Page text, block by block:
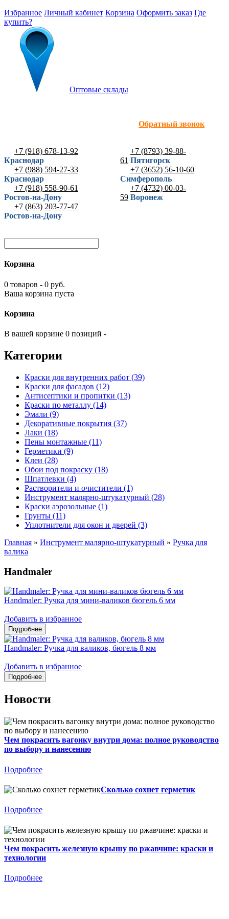
Избранное Личный кабинет Корзина Оформить заказ Где
купить?
Оптовые склады
Обратный звонок
+7 (918) 678-13-92
Краснодар
+7 (988) 594-27-33
Краснодар
+7 (918) 558-90-61
Ростов-на-Дону
+7 (863) 203-77-47
Ростов-на-Дону
+7 (8793) 39-88-
61 Пятигорск
+7 (3652) 56-10-60
Симферополь
+7 (4732) 00-03-
59 Воронеж
Корзина
0 товаров - 0 руб.
Ваша корзина пуста
Корзина
В вашей корзине 0 позиций -
Категории
Краски для внутренних работ (39)
Краски для фасадов (12)
Антисептики и пропитки (13)
Краски по металлу (14)
Эмали (9)
Декоративные покрытия (37)
Лаки (18)
Пены монтажные (11)
Герметики (9)
Клеи (28)
Обои под покраску (18)
Шпатлевки (4)
Растворители и очистители (1)
Инструмент малярно-штукатурный (28)
Краски аэрозольные (1)
Грунты (11)
Уплотнители для окон и дверей (3)
Главная » Инструмент малярно-штукатурный » Ручка для
валика
Handmaler
Handmaler: Ручка для мини-валиков бюгель 6 мм
Добавить в избранное
Handmaler: Ручка для валиков, бюгель 8 мм
Добавить в избранное
Новости
Чем покрасить вагонку внутри дома: полное руководство
по выбору и нанесению
Подробнее
Сколько сохнет герметик
Подробнее
Чем покрасить железную крышу по ржавчине: краски и
технологии
Подробнее